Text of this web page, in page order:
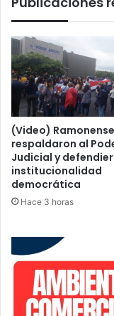
(Video)
respaldaron al
Judicial y
institucionalidad
democrática
Hace 3 horas